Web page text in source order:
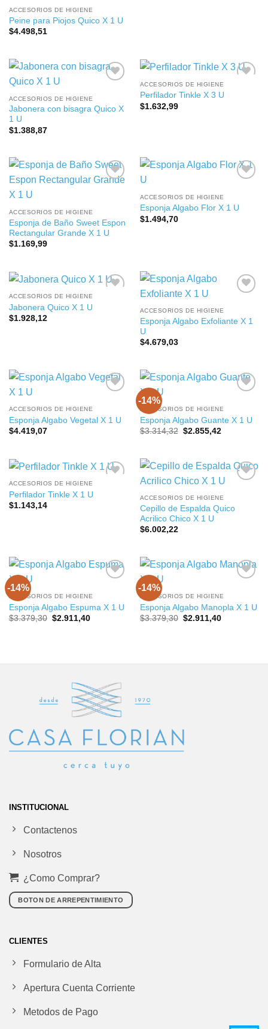
ACCESORIOS DE HIGIENE
Peine para Piojos Quico X 1 U
$4.498,51
ACCESORIOS DE HIGIENE
Jabonera con bisagra Quico X
1 U
$1.388,87
ACCESORIOS DE HIGIENE
Perfilador Tinkle X 3 U
$1.632,99
ACCESORIOS DE HIGIENE
Esponja de Baño Sweet Espon
Rectangular Grande X 1 U
$1.169,99
ACCESORIOS DE HIGIENE
Esponja Algabo Flor X 1 U
$1.494,70
ACCESORIOS DE HIGIENE
Jabonera Quico X 1 U
$1.928,12
ACCESORIOS DE HIGIENE
Esponja Algabo Exfoliante X 1
U
$4.679,03
ACCESORIOS DE HIGIENE
Esponja Algabo Vegetal X 1 U
$4.419,07
-14%
ACCESORIOS DE HIGIENE
Esponja Algabo Guante X 1 U
$3.314,32 El
$3.314,32.
$2.855,42El
$2.855,42.
ACCESORIOS DE HIGIENE
Perfilador Tinkle X 1 U
$1.143,14
ACCESORIOS DE HIGIENE
Cepillo de Espalda Quico
Acrilico Chico X 1 U
$6.002,22
-14%
ACCESORIOS DE HIGIENE
Esponja Algabo Espuma X 1 U
$3.379,30 El
$2.911,40El
-14%
ACCESORIOS DE HIGIENE
Esponja Algabo Manopla X 1 U
$3.379,30 El
$2.911,40El
INSTITUCIONAL
Contactenos
Nosotros
¿Como Comprar?
BOTON DE ARREPENTIMIENTO
CLIENTES
Formulario de Alta
Apertura Cuenta Corriente
Metodos de Pago